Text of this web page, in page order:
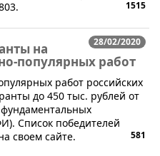
1515
28/02/2020
на
популярных работ
работ российских
до 450 тыс. рублей от
Список победителей
своем сайте.
581